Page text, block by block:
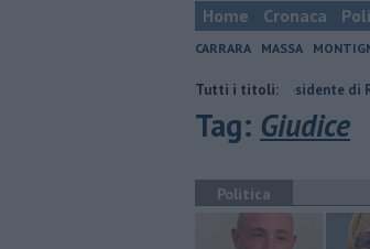
Home Cronaca
CARRARA MASSA
Tutti i titoli:
Il saluto del presidente di Retiambiente,
Tag: Giudice
Politica